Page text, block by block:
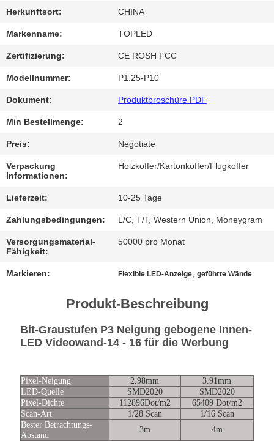
TRETEN
SIE
MIT
UNS
IN
VERBINDUNG
FÄLLE
JETZT
CHATTEN
SITEMAP
Herkunftsort: CHINA
Markenname: TOPLED
Zertifizierung: CE ROSH FCC
Modellnummer: P1.25-P10
Dokument: Produktbroschüre PDF
Min Bestellmenge: 2
Preis: Negotiate
Verpackung
Informationen:
Holzkoffer/Kartonkoffer/Flugkoffer
Lieferzeit: 10-25 Tage
Zahlungsbedingungen: L/C, T/T, Western Union, Moneygram
Versorgungsmaterial-
Fähigkeit:
50000 pro Monat
Markieren: Flexible LED-Anzeige ,geführte Wände
Produkt-Beschreibung
Bit-Graustufen P3 Neigung gebogene Innen-
LED Videowand-14 - 16 für die Werbung
Pixel-Neigung 2.98mm
3.91mm
LED-Quelle
SMD2020
SMD2020
Pixel-Dichte
112896Dot/m2
65409 Dot/m2
Scan-Art
1/28 Scan
1/16 Scan
Bester Betrachtungs-
Abstand
3m 4m